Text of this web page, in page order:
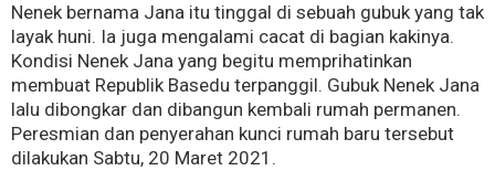
Nenek bernama Jana itu tinggal di sebuah gubuk yang tak
layak huni. Ia juga mengalami cacat di bagian kakinya.
Kondisi Nenek Jana yang begitu memprihatinkan
membuat Republik Basedu terpanggil. Gubuk Nenek Jana
lalu dibongkar dan dibangun kembali rumah permanen.
Peresmian dan penyerahan kunci rumah baru tersebut
dilakukan Sabtu, 20 Maret 2021.